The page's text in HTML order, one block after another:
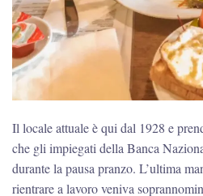
Il locale attuale è qui dal 1928 e
che gli impiegati della Banca
durante la pausa pranzo. L’ultima
rientrare a lavoro veniva